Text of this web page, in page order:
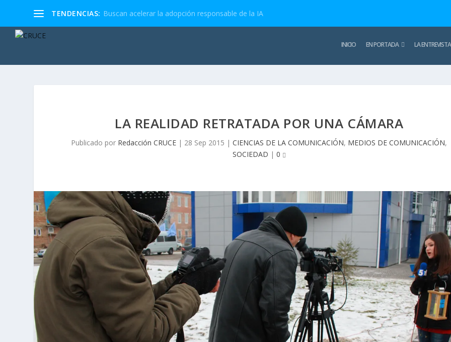
TENDENCIAS: Buscan acelerar la adopción responsable de la IA
INICIO EN PORTADA LA ENTREVISTA
LA REALIDAD RETRATADA POR UNA CÁMARA
Publicado por Redacción CRUCE | 28 Sep 2015 |CIENCIAS DE LA COMUNICACIÓN, MEDIOS DE COMUNICACIÓN,
SOCIEDAD | 0